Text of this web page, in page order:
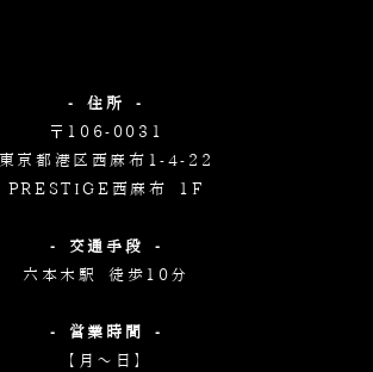
- 住所 -
〒106-0031
東京都港区西麻布1-4-22
PRESTIGE西麻布 1F
- 交通手段 -
六本木駅 徒歩10分
- 営業時間 -
【月～日】